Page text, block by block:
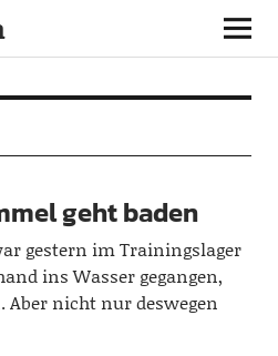
geht baden
gestern im Trainingslager
ins Wasser gegangen,
Aber nicht nur deswegen